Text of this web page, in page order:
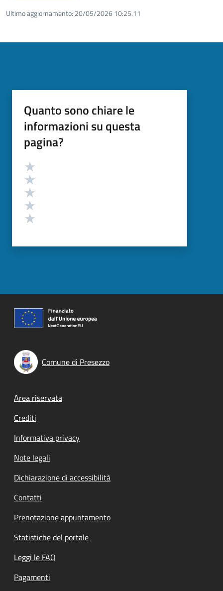
Ultimo aggiornamento: 20/05/2026 10:25.11
Quanto sono chiare le
informazioni su questa
pagina?
Valutazione
Comune di Presezzo
Footer menu
Area riservata
Crediti
Informativa privacy
Note legali
Dichiarazione di accessibilità
Contatti
Prenotazione appuntamento
Statistiche del portale
Leggi le FAQ
Pagamenti